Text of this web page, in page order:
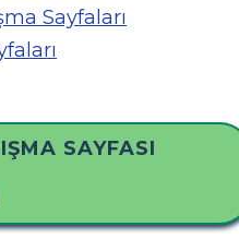
Sayfaları
SAYFASI